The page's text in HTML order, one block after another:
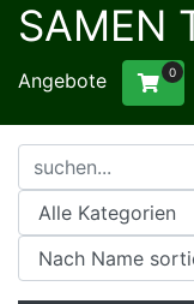
SAMEN
Angebote 0